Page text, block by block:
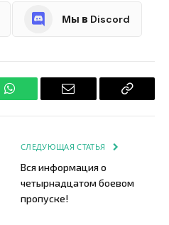
Мы в Discord
WhatsApp Email
Copy
СЛЕДУЮЩАЯ СТАТЬЯ
Вся информация о
четырнадцатом боевом
пропуске!